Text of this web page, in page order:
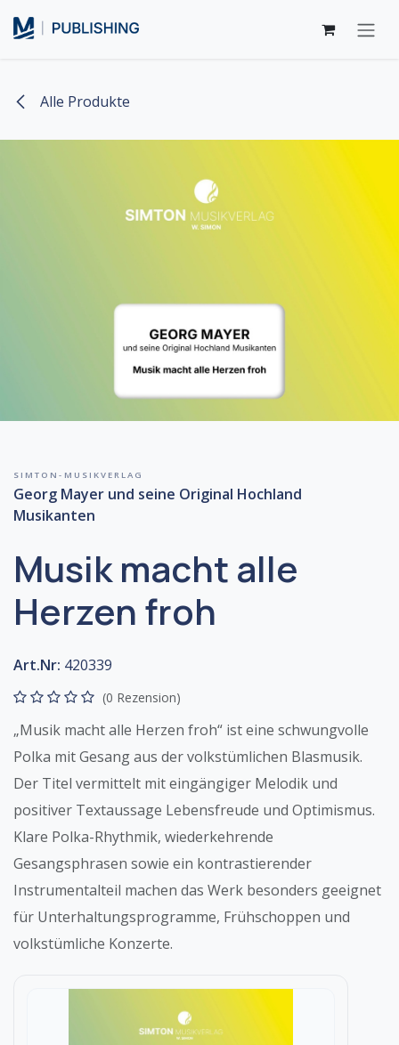
Alle Produkte
SIMTON-MUSIKVERLAG
Georg Mayer und seine Original Hochland
Musikanten
Musik macht alle
Herzen froh
Art.Nr: 420339
(0 Rezension)
„Musik macht alle Herzen froh“ ist eine schwungvolle
Polka mit Gesang aus der volkstümlichen Blasmusik.
Der Titel vermittelt mit eingängiger Melodik und
positiver Textaussage Lebensfreude und Optimismus.
Klare Polka-Rhythmik, wiederkehrende
Gesangsphrasen sowie ein kontrastierender
Instrumentalteil machen das Werk besonders geeignet
für Unterhaltungsprogramme, Frühschoppen und
volkstümliche Konzerte.